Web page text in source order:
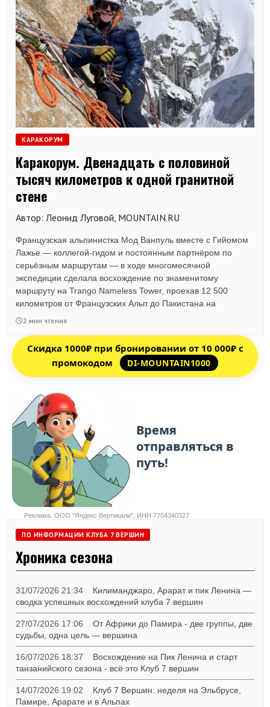
КАРАКОРУМ
Каракорум. Двенадцать с половиной
тысяч километров к одной гранитной
стене
Автор: Леонид Луговой, MOUNTAIN.RU
Французская альпинистка Мод Ванпуль вместе с Гийомом
Лажье — коллегой-гидом и постоянным партнёром по
серьёзным маршрутам — в ходе многомесячной
экспедиции сделала восхождение по знаменитому
маршруту на Trango Nameless Tower, проехав 12 500
километров от Французских Альп до Пакистана на
автомобиле.
2 мин чтения
Скидка 1000₽ при бронировании от 10 000₽ с
промокодом
DI-MOUNTAIN1000
Реклама. ООО "Яндекс Вертикали", ИНН 7704340327
ПО ИНФОРМАЦИИ КЛУБА 7 ВЕРШИН
Хроника сезона
31/07/2026 21:34
Килиманджаро, Арарат и пик Ленина —
сводка успешных восхождений клуба 7 вершин
27/07/2026 17:06
От Африки до Памира - две группы, две
судьбы, одна цель — вершина
16/07/2026 18:37
Восхождение на Пик Ленина и старт
танзанийского сезона - всё это Клуб 7 вершин
14/07/2026 19:02
Клуб 7 Вершин: неделя на Эльбрусе,
Памире, Арарате и в Альпах